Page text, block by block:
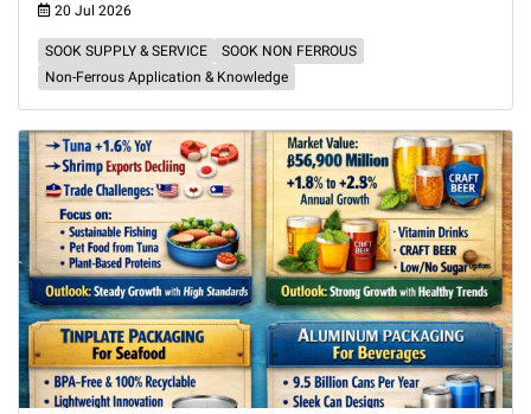
20 Jul 2026
SOOK SUPPLY & SERVICE
SOOK NON FERROUS
Non-Ferrous Application & Knowledge